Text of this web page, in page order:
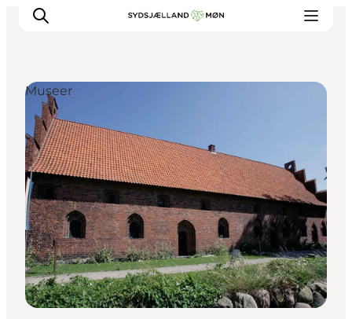
Oplev
Byer og steder
Events
Spis
Overnat
Planlæg din tur
Museer